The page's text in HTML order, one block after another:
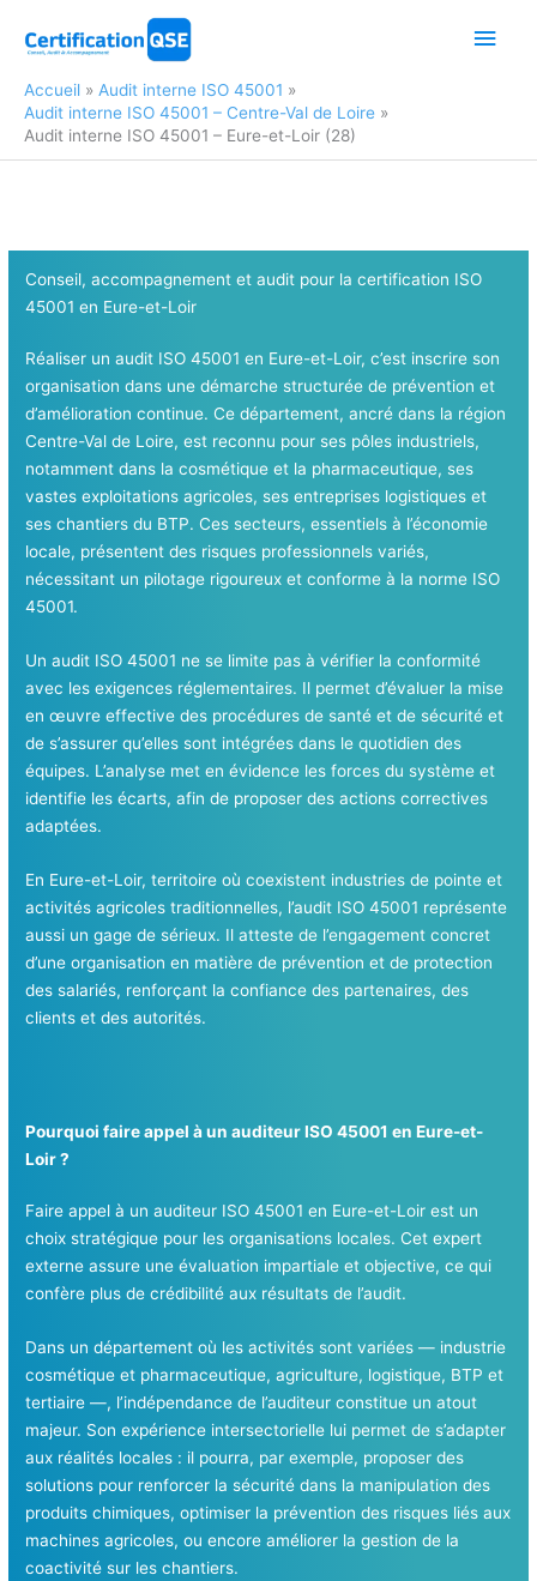
Accueil
Audit interne ISO 45001
Audit interne ISO 45001 – Centre-Val de Loire
Audit interne ISO 45001 – Eure-et-Loir (28)
Conseil, accompagnement et audit pour la certification ISO
45001 en Eure-et-Loir
Réaliser un audit ISO 45001 en Eure-et-Loir, c’est inscrire son
organisation dans une démarche structurée de prévention et
d’amélioration continue. Ce département, ancré dans la région
Centre-Val de Loire, est reconnu pour ses pôles industriels,
notamment dans la cosmétique et la pharmaceutique, ses
vastes exploitations agricoles, ses entreprises logistiques et
ses chantiers du BTP. Ces secteurs, essentiels à l’économie
locale, présentent des risques professionnels variés,
nécessitant un pilotage rigoureux et conforme à la norme ISO
45001.
Un audit ISO 45001 ne se limite pas à vérifier la conformité
avec les exigences réglementaires. Il permet d’évaluer la mise
en œuvre effective des procédures de santé et de sécurité et
de s’assurer qu’elles sont intégrées dans le quotidien des
équipes. L’analyse met en évidence les forces du système et
identifie les écarts, afin de proposer des actions correctives
adaptées.
En Eure-et-Loir, territoire où coexistent industries de pointe et
activités agricoles traditionnelles, l’audit ISO 45001 représente
aussi un gage de sérieux. Il atteste de l’engagement concret
d’une organisation en matière de prévention et de protection
des salariés, renforçant la confiance des partenaires, des
clients et des autorités.
Pourquoi faire appel à un auditeur ISO 45001 en Eure-et-
Loir ?
Faire appel à un auditeur ISO 45001 en Eure-et-Loir est un
choix stratégique pour les organisations locales. Cet expert
externe assure une évaluation impartiale et objective, ce qui
confère plus de crédibilité aux résultats de l’audit.
Dans un département où les activités sont variées — industrie
cosmétique et pharmaceutique, agriculture, logistique, BTP et
tertiaire —, l’indépendance de l’auditeur constitue un atout
majeur. Son expérience intersectorielle lui permet de s’adapter
aux réalités locales : il pourra, par exemple, proposer des
solutions pour renforcer la sécurité dans la manipulation des
produits chimiques, optimiser la prévention des risques liés aux
machines agricoles, ou encore améliorer la gestion de la
coactivité sur les chantiers.